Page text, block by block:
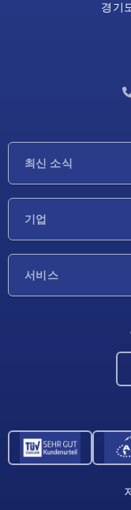
경기
최신 소식
기업
서비스